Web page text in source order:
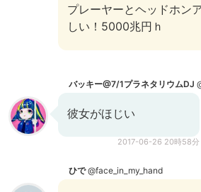
プレーヤーとヘッドホン
しい！5000兆円ｈ
バッキー@7/1プラネタリウムDJ
彼女がほじい
2017-06-26 20時58分
ひで@face_in_my_hand